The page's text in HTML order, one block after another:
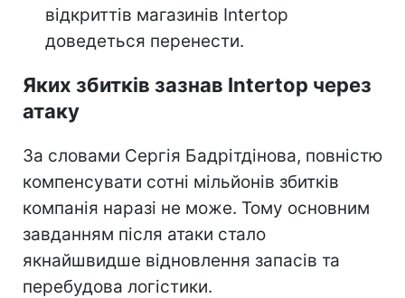
відкриттів магазинів Intertop
доведеться перенести.
Яких збитків зазнав Intertop через
атаку
За словами Сергія Бадрітдінова, повністю
компенсувати сотні мільйонів збитків
компанія наразі не може. Тому основним
завданням після атаки стало
якнайшвидше відновлення запасів та
перебудова логістики.